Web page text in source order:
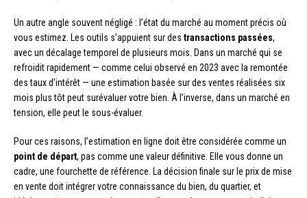
Un autre angle souvent négligé : l’état du marché au moment précis où
vous estimez. Les outils s’appuient sur des transactions passées,
avec un décalage temporel de plusieurs mois. Dans un marché qui se
refroidit rapidement — comme celui observé en 2023 avec la remontée
des taux d’intérêt — une estimation basée sur des ventes réalisées six
mois plus tôt peut surévaluer votre bien. À l’inverse, dans un marché en
tension, elle peut le sous-évaluer.
Pour ces raisons, l’estimation en ligne doit être considérée comme un
point de départ, pas comme une valeur définitive. Elle vous donne un
cadre, une fourchette de référence. La décision finale sur le prix de mise
en vente doit intégrer votre connaissance du bien, du quartier, et